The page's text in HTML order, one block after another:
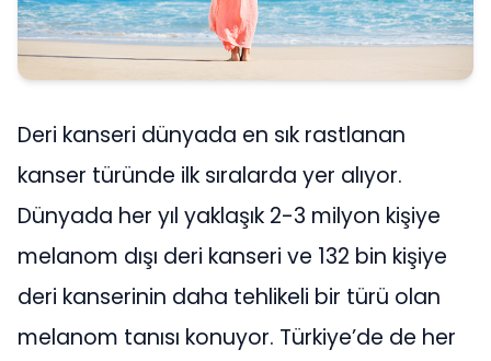
Deri kanseri dünyada en sık rastlanan
kanser türünde ilk sıralarda yer alıyor.
Dünyada her yıl yaklaşık 2-3 milyon kişiye
melanom dışı deri kanseri ve 132 bin kişiye
deri kanserinin daha tehlikeli bir türü olan
melanom tanısı konuyor. Türkiye’de de her